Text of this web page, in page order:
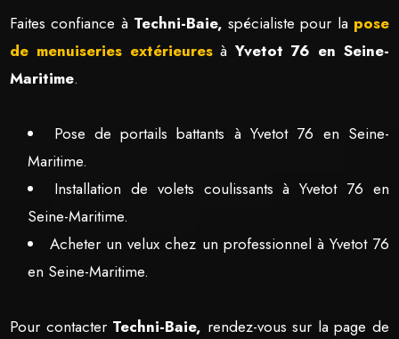
Faites confiance à Techni-Baie,spécialiste pour la pose
de menuiseries extérieuresà Yvetot 76 en Seine-
Maritime.
Pose de portails battants à Yvetot 76 en Seine-
Maritime.
Installation de volets coulissants à Yvetot 76 en
Seine-Maritime.
Acheter un velux chez un professionnel à Yvetot 76
en Seine-Maritime.
Pour contacter Techni-Baie, rendez-vous sur la page de